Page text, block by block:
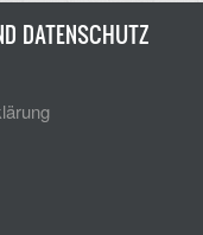
DATENSCHUTZ